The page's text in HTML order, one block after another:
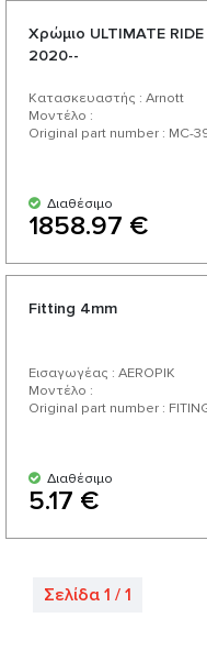
Χρώμιο ULTIMATE
2020--
Κατασκευαστής : Arnott
Μοντέλο :
Original part number : MC-
Διαθέσιμο
1858.97 €
Fitting 4mm
Εισαγωγέας : AEROPIK
Μοντέλο :
Original part number :
Διαθέσιμο
5.17 €
Σελίδα 1 / 1